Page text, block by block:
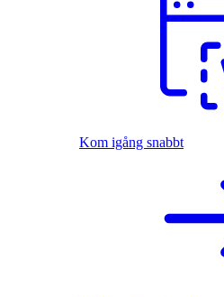
Kom igång snabbt